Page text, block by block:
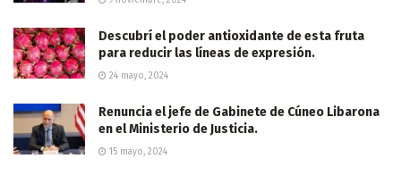
Descubrí el poder antioxidante de esta fruta
para reducir las líneas de expresión.
24 mayo, 2024
Renuncia el jefe de Gabinete de Cúneo Libarona
en el Ministerio de Justicia.
15 mayo, 2024